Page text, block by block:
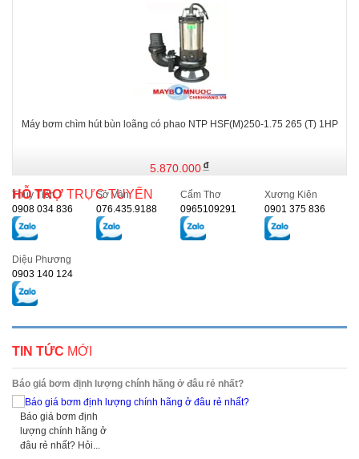
Máy bơm chìm hút bùn loãng có phao NTP HSF(M)250-1.75 265 (T) 1HP
5.870.000
HỖ TRỢ TRỰC TUYẾN
Thủy Tiên
0908 034 836
Sở Vân
076.435.9188
Cẩm Thơ
0965109291
Xương Kiên
0901 375 836
Diệu Phương
0903 140 124
TIN TỨC MỚI
Báo giá bơm định lượng chính hãng ở đâu rẻ nhất?
Báo giá bơm định
lượng chính hãng ở
đâu rẻ nhất? Hỏi...